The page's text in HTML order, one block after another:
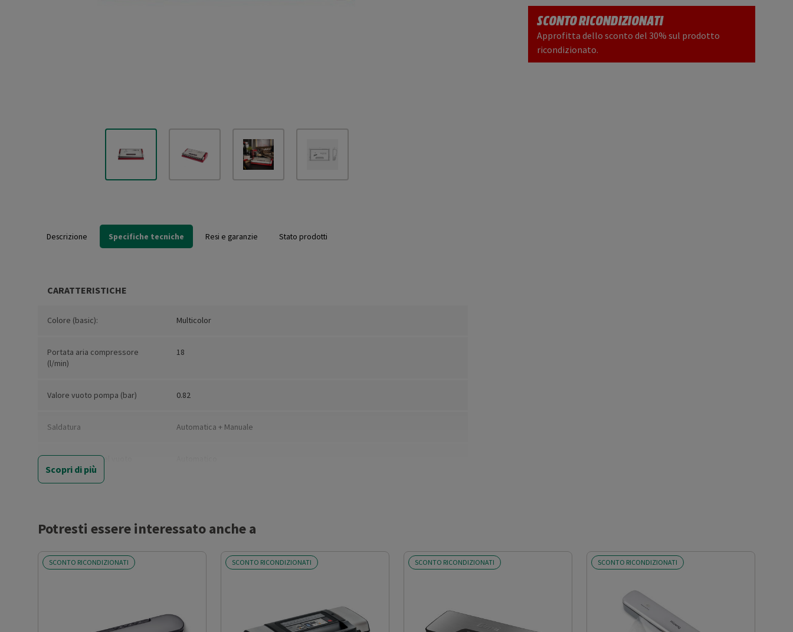
SCONTO RICONDIZIONATI
Approfitta dello sconto del 30% sul prodotto
ricondizionato.
Descrizione Specifiche tecniche Resi e garanzie Stato prodotti
CARATTERISTICHE
Colore (basic): Multicolor
Portata aria compressore
(l/min)
18
Valore vuoto pompa (bar) 0.82
Saldatura Automatica + Manuale
Sfiato camera del vuoto
Funzione chiudi sacchetti
Indicatore livello di vuoto Sì
Protezione : Termica di sicurezza auto ripristinante
Scopri di più
Potresti essere interessato anche a
SCONTO RICONDIZIONATI SCONTO RICONDIZIONATI SCONTO RICONDIZIONATI SCONTO RICONDIZIONATI